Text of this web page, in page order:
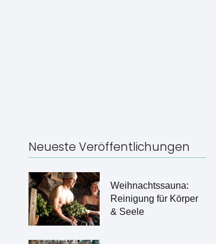
Neueste Veröffentlichungen
Weihnachtssauna:
Reinigung für Körper
& Seele